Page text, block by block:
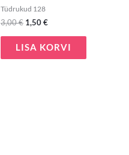
Tüdrukud 128
3,00€ 1,50€
LISA KORVI